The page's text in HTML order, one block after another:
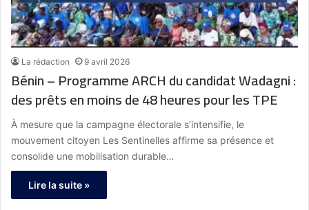
La rédaction 9 avril 2026
Bénin – Programme ARCH du candidat Wadagni :
des prêts en moins de 48 heures pour les TPE
À mesure que la campagne électorale s’intensifie, le
mouvement citoyen Les Sentinelles affirme sa présence et
consolide une mobilisation durable…
Lire la suite »